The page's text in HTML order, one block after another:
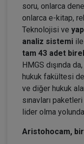
soru, onlarca
onlarca e-kitap,
Teknolojisi ve
analiz sistemi
tam 43 adet
HMGS dışında
hukuk fakültesi
ve diğer hukuk
sınavları
lider olma
Aristohocam,